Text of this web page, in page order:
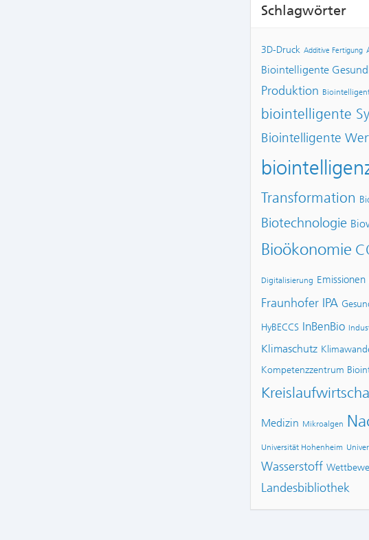
Schlagwörter
3D-Druck Additive Fertigung
Biointelligente
Produktion
biointelligente
Biointelligente
Transformation
Biotechnologie
Bioökonomie
Digitalisierung Emissionen
Fraunhofer IPA
HyBECCS InBenBio
Klimaschutz
Kompetenzzentrum
Medizin Mikroalgen
Universität Hohenheim
Wasserstoff
Landesbibliothek